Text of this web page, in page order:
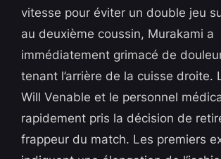
vitesse pour éviter un double jeu
au deuxième coussin, Murakami a
immédiatement grimacé de
tenant l’arrière de la cuisse droite.
Will Venable et le personnel
rapidement pris la décision de
frappeur du match. Les premiers